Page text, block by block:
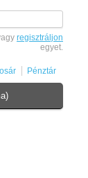
regisztráljon
egyet.
Pénztár